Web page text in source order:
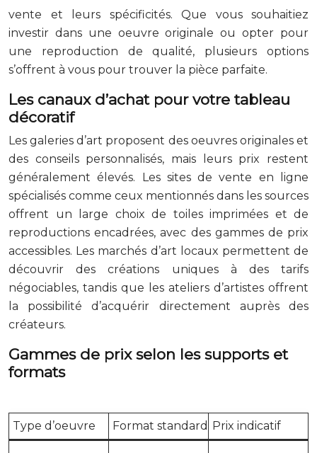
vente et leurs spécificités. Que vous souhaitiez
investir dans une oeuvre originale ou opter pour
une reproduction de qualité, plusieurs options
s’offrent à vous pour trouver la pièce parfaite.
Les canaux d’achat pour votre tableau
décoratif
Les galeries d’art proposent des oeuvres originales et
des conseils personnalisés, mais leurs prix restent
généralement élevés. Les sites de vente en ligne
spécialisés comme ceux mentionnés dans les sources
offrent un large choix de toiles imprimées et de
reproductions encadrées, avec des gammes de prix
accessibles. Les marchés d’art locaux permettent de
découvrir des créations uniques à des tarifs
négociables, tandis que les ateliers d’artistes offrent
la possibilité d’acquérir directement auprès des
créateurs.
Gammes de prix selon les supports et
formats
Type d’oeuvre Format standard Prix indicatif